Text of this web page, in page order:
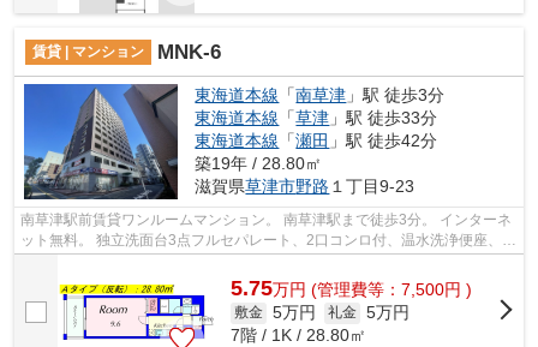
賃貸 | マンション MNK-6
東海道本線 「南草津 」駅 徒歩3分
東海道本線 「草津 」駅 徒歩33分
東海道本線 「瀬田 」駅 徒歩42分
築19年 / 28.80㎡
滋賀県草津市野路 １丁目9-23
南草津駅前賃貸ワンルームマンション。 南草津駅まで徒歩3分。 インターネ
ット無料。 独立洗面台3点フルセパレート、2口コンロ付、温水洗浄便座、オ
ートロック、エレベーターなどの豪...
5.75万円 (管理費等：7,500円 )
敷金 5万円 礼金 5万円
7階 / 1K / 28.80㎡